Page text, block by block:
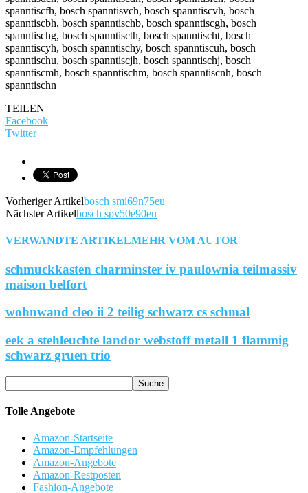
spanntiscfh, bosch spanntisvch, bosch spanntiscvh, bosch
spanntiscbh, bosch spanntischb, bosch spanntiscgh, bosch
spanntischg, bosch spanntiscth, bosch spanntischt, bosch
spanntiscyh, bosch spanntischy, bosch spanntiscuh, bosch
spanntischu, bosch spanntiscjh, bosch spanntischj, bosch
spanntiscmh, bosch spanntischm, bosch spanntiscnh, bosch
spanntischn
TEILEN
Facebook
Twitter
Vorheriger Artikelbosch smi69n75eu
Nächster Artikelbosch spv50e90eu
VERWANDTE ARTIKELMEHR VOM AUTOR
schmuckkasten charminster iv paulownia teilmassiv
maison belfort
wohnwand cleo ii 2 teilig schwarz cs schmal
eek a stehleuchte landor webstoff metall 1 flammig
schwarz gruen trio
Tolle Angebote
Amazon-Startseite
Amazon-Empfehlungen
Amazon-Angebote
Amazon-Restposten
Fashion-Angebote